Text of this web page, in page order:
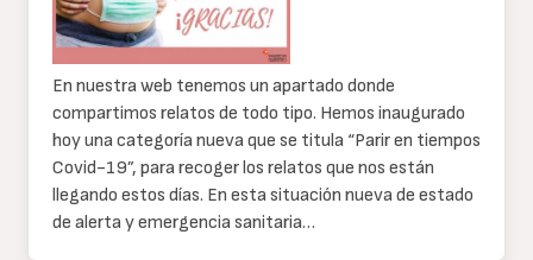
texto
En nuestra web tenemos un apartado donde
compartimos relatos de todo tipo. Hemos inaugurado
hoy una categoría nueva que se titula “Parir en tiempos
Covid-19”, para recoger los relatos que nos están
llegando estos días. En esta situación nueva de estado
de alerta y emergencia sanitaria…